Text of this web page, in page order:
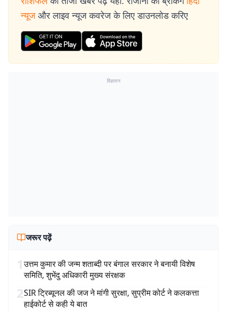
न्यूज और लाइव न्यूज कवरेज के लिए डाउनलोड करिए
विज्ञापन
जरूर पढ़ें
1उत्तम कुमार की जन्म शताब्दी पर बंगाल सरकार ने बनायी विशेष
समिति, शुभेंदु अधिकारी मुख्य संरक्षक
2SIR ट्रिब्यूनल की जज ने मांगी सुरक्षा, सुप्रीम कोर्ट ने कलकत्ता
हाईकोर्ट से कही ये बात